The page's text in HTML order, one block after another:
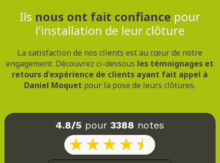
Ils nous ont fait confiance pour
l'installation de leur clôture
La satisfaction de nos clients est au cœur de notre
engagement. Découvrez ci-dessous les témoignages et
retours d'expérience de clients ayant fait appel à
Daniel Moquet pour la pose de leurs clôtures.
4.8/5 pour3388 notes